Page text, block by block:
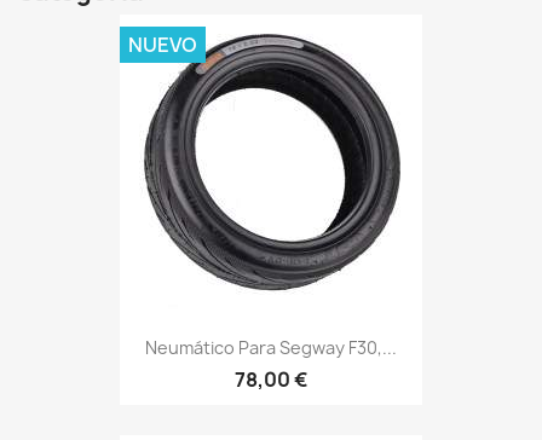
Neumático Para Segway F30,...
78,00 €
NUEVO